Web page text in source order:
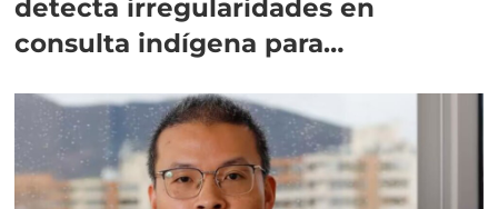
detecta irregularidades en
consulta indígena para